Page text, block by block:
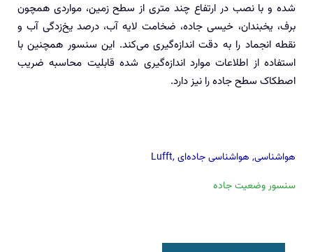
شده و با نصب در ارتفاع چند متری از سطح زمین، مواردی همچون
برف، یخبندان، خیسی جاده، ضخامت لایه آب، درصد یخ‌زدگی آب و
نقطه انجماد را به دقت اندازه‌گیری می‌کند. این سنسور همچنین با
استفاده از اطلاعات موارد اندازه‌گیری شده قابلیت محاسبه ضریب
اصطکاک سطح جاده را نیز دارد.
Lufft, هواشناسی, هواشناسی جاده‌ای
سنسور وضعیت جاده